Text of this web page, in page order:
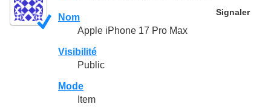
Signaler
Nom
Apple iPhone 17 Pro Max
Visibilité
Public
Mode
Item